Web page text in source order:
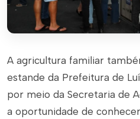
A agricultura familiar
estande da Prefeitura de
por meio da Secretaria de
a oportunidade de